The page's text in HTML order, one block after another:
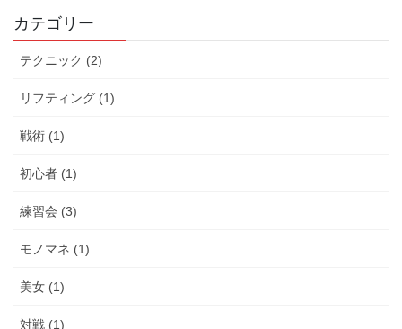
カテゴリー
テクニック (2)
リフティング (1)
戦術 (1)
初心者 (1)
練習会 (3)
モノマネ (1)
美女 (1)
対戦 (1)